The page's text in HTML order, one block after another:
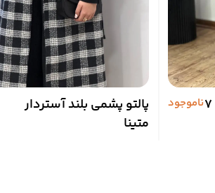
ناموجود
پالتو پشمی بلند آستردار
متینا